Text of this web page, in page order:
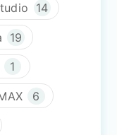
14
19
1
6